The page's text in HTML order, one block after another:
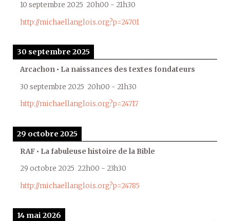
10 septembre 2025 20h00 - 21h30
http://michaellanglois.org?p=24701
30 septembre 2025
Arcachon • La naissances des textes fondateurs
30 septembre 2025 20h00 - 21h30
http://michaellanglois.org?p=24717
29 octobre 2025
RAF • La fabuleuse histoire de la Bible
29 octobre 2025 22h00 - 23h30
http://michaellanglois.org?p=24785
14 mai 2026